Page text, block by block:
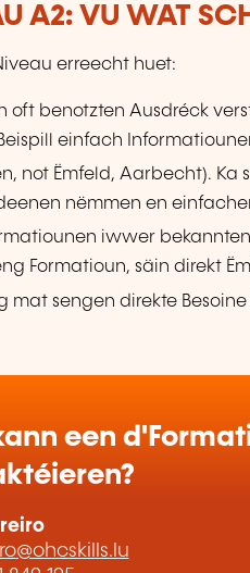
A2: VU WAT
erreecht huet:
oft benotzten Ausdréck
einfach
not Ëmfeld, Aarbecht).
nëmmen en
iwwer
Formatioun, säin direkt
mat sengen direkte
een